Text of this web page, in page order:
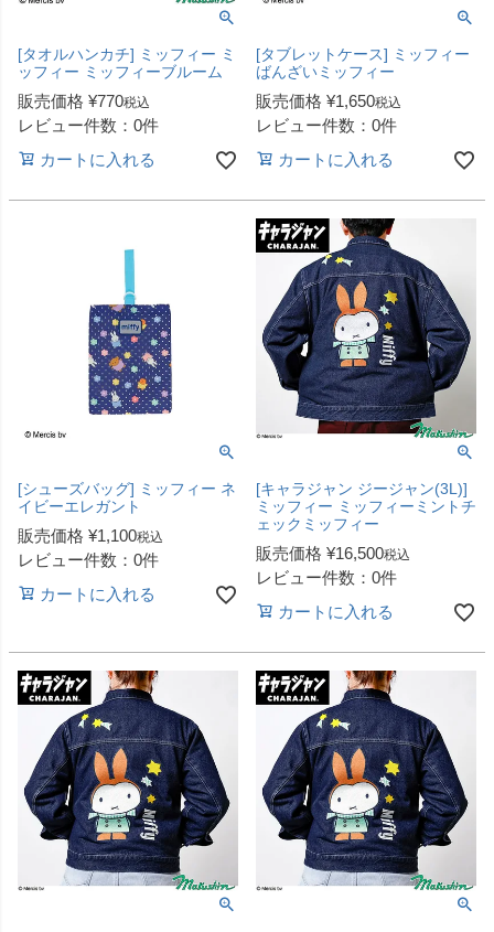
[タオルハンカチ] ミッフィー ミ
ッフィー ミッフィーブルーム
販売価格 ¥770税込
レビュー件数：0件
カートに入れる
[タブレットケース] ミッフィー
ばんざいミッフィー
販売価格 ¥1,650税込
レビュー件数：0件
カートに入れる
[シューズバッグ] ミッフィー ネ
イビーエレガント
販売価格 ¥1,100税込
レビュー件数：0件
カートに入れる
[キャラジャン ジージャン(3L)]
ミッフィー ミッフィーミントチ
ェックミッフィー
販売価格 ¥16,500税込
レビュー件数：0件
カートに入れる